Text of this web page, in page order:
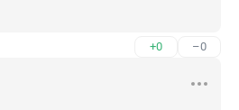
+0 –0